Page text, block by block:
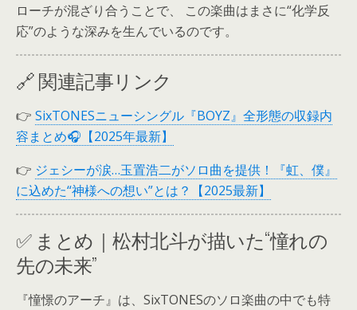
ローチが混ざり合うことで、 この楽曲はまさに“化学反
応”のような深みを生んでいるのです。
🔗 関連記事リンク
👉 SixTONESニューシングル『BOYZ』全形態の収録内
容まとめ🎧【2025年最新】
👉 ジェシーが涙…玉置浩二がソロ曲を提供！『虹、僕』
に込めた“神様への想い”とは？【2025最新】
✅ まとめ｜松村北斗が描いた“憧れの
先の未来”
『憧憬のアーチ』は、SixTONESのソロ楽曲の中でも特